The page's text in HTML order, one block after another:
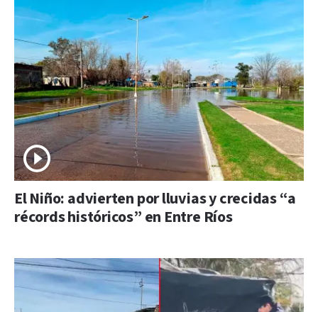
El Niño: advierten por lluvias y crecidas “a
récords históricos” en Entre Ríos